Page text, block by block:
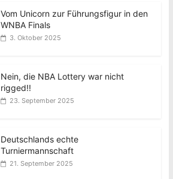
Vom Unicorn zur Führungsfigur in den
WNBA Finals
3. Oktober 2025
Nein, die NBA Lottery war nicht
rigged!!
23. September 2025
Deutschlands echte
Turniermannschaft
21. September 2025